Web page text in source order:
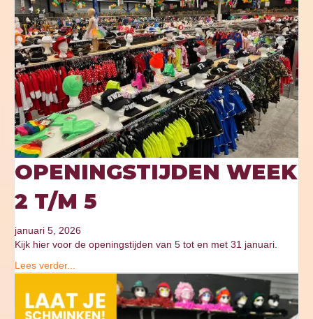
OPENINGSTIJDEN WEEK
2 T/M 5
januari 5, 2026
Kijk hier voor de openingstijden van 5 tot en met 31 januari.
Lees verder...